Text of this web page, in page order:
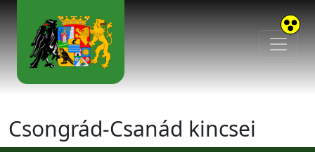
Csongrád-Csanád kincsei